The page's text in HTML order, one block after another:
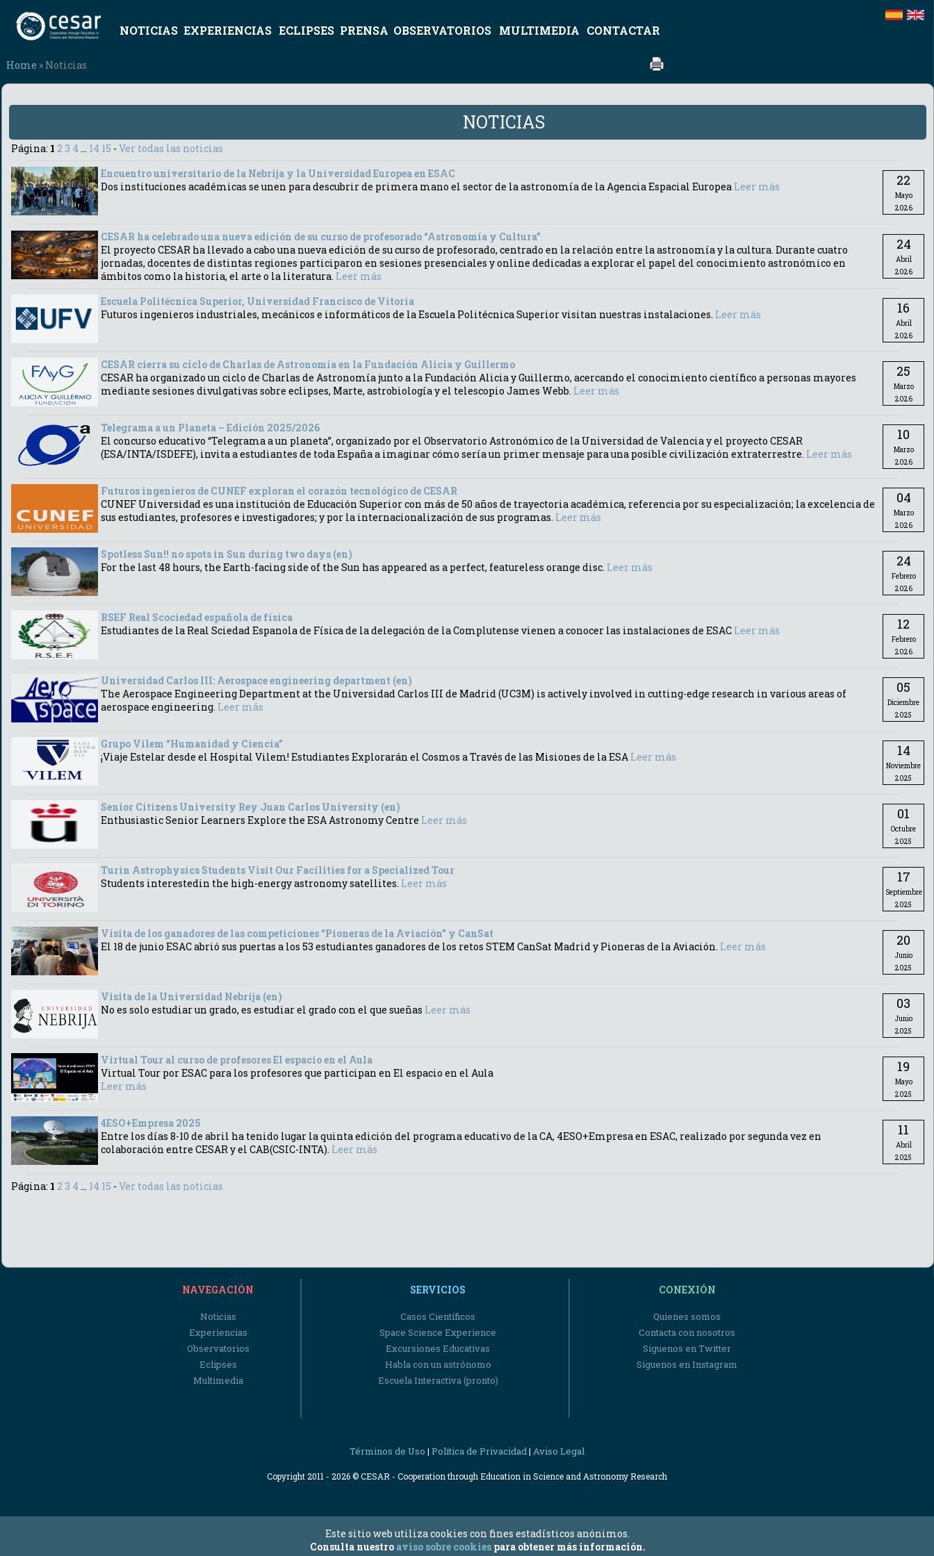
NOTICIAS EXPERIENCIAS ECLIPSES PRENSA OBSERVATORIOS MULTIMEDIA CONTACTAR
Home » Noticias
NOTICIAS
Página: 1 2 3 4 ... 14 15 - Ver todas las noticias
Encuentro universitario de la Nebrija y la Universidad Europea en ESAC
Dos instituciones académicas se unen para descubrir de primera mano el sector de la astronomía de la Agencia Espacial Europea Leer más 22
Mayo
2026
CESAR ha celebrado una nueva edición de su curso de profesorado “Astronomía y Cultura”
El proyecto CESAR ha llevado a cabo una nueva edición de su curso de profesorado, centrado en la relación entre la astronomía y la cultura. Durante cuatro
jornadas, docentes de distintas regiones participaron en sesiones presenciales y online dedicadas a explorar el papel del conocimiento astronómico en
ámbitos como la historia, el arte o la literatura. Leer más
24
Abril
2026
Escuela Politécnica Superior, Universidad Francisco de Vitoria
Futuros ingenieros industriales, mecánicos e informáticos de la Escuela Politécnica Superior visitan nuestras instalaciones. Leer más 16
Abril
2026
CESAR cierra su ciclo de Charlas de Astronomía en la Fundación Alicia y Guillermo
CESAR ha organizado un ciclo de Charlas de Astronomía junto a la Fundación Alicia y Guillermo, acercando el conocimiento científico a personas mayores
mediante sesiones divulgativas sobre eclipses, Marte, astrobiología y el telescopio James Webb. Leer más
25
Marzo
2026
Telegrama a un Planeta – Edición 2025/2026
El concurso educativo “Telegrama a un planeta”, organizado por el Observatorio Astronómico de la Universidad de Valencia y el proyecto CESAR
(ESA/INTA/ISDEFE), invita a estudiantes de toda España a imaginar cómo sería un primer mensaje para una posible civilización extraterrestre. Leer más
10
Marzo
2026
Futuros ingenieros de CUNEF exploran el corazón tecnológico de CESAR
CUNEF Universidad es una institución de Educación Superior con más de 50 años de trayectoria académica, referencia por su especialización; la excelencia de
sus estudiantes, profesores e investigadores; y por la internacionalización de sus programas. Leer más
04
Marzo
2026
Spotless Sun!! no spots in Sun during two days (en)
For the last 48 hours, the Earth-facing side of the Sun has appeared as a perfect, featureless orange disc. Leer más 24
Febrero
2026
RSEF Real Scociedad española de física
Estudiantes de la Real Sciedad Espanola de Física de la delegación de la Complutense vienen a conocer las instalaciones de ESAC Leer más 12
Febrero
2026
Universidad Carlos III: Aerospace engineering department (en)
The Aerospace Engineering Department at the Universidad Carlos III de Madrid (UC3M) is actively involved in cutting-edge research in various areas of
aerospace engineering. Leer más
05
Diciembre
2025
Grupo Vilem “Humanidad y Ciencia”
¡Viaje Estelar desde el Hospital Vilem! Estudiantes Explorarán el Cosmos a Través de las Misiones de la ESA Leer más 14
Noviembre
2025
Senior Citizens University Rey Juan Carlos University (en)
Enthusiastic Senior Learners Explore the ESA Astronomy Centre Leer más 01
Octubre
2025
Turin Astrophysics Students Visit Our Facilities for a Specialized Tour
Students interestedin the high-energy astronomy satellites. Leer más 17
Septiembre
2025
Visita de los ganadores de las competiciones “Pioneras de la Aviación” y CanSat
El 18 de junio ESAC abrió sus puertas a los 53 estudiantes ganadores de los retos STEM CanSat Madrid y Pioneras de la Aviación. Leer más 20
Junio
2025
Visita de la Universidad Nebrija (en)
No es solo estudiar un grado, es estudiar el grado con el que sueñas Leer más 03
Junio
2025
Virtual Tour al curso de profesores El espacio en el Aula
Virtual Tour por ESAC para los profesores que participan en El espacio en el Aula
Leer más
19
Mayo
2025
4ESO+Empresa 2025
Entre los días 8-10 de abril ha tenido lugar la quinta edición del programa educativo de la CA, 4ESO+Empresa en ESAC, realizado por segunda vez en
colaboración entre CESAR y el CAB(CSIC-INTA). Leer más
11
Abril
2025
Página: 1 2 3 4 ... 14 15 - Ver todas las noticias
NAVEGACIÓN
Noticias
Experiencias
Observatorios
Eclipses
Multimedia
SERVICIOS
Casos Científicos
Space Science Experience
Excursiones Educativas
Habla con un astrónomo
Escuela Interactiva (pronto)
CONEXIÓN
Quienes somos
Contacta con nosotros
Síguenos en Twitter
Síguenos en Instagram
Términos de Uso | Política de Privacidad| Aviso Legal
Copyright 2011 - 2026 © CESAR - Cooperation through Education in Science and Astronomy Research
Este sitio web utiliza cookies con fines estadísticos anónimos.
Consulta nuestro aviso sobre cookiespara obtener más información.